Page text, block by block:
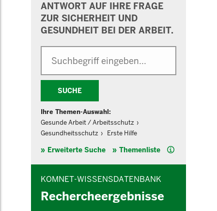
ANTWORT AUF IHRE FRAGE
ZUR SICHERHEIT UND
GESUNDHEIT BEI DER ARBEIT.
SUCHE
Ihre Themen-Auswahl:
Gesunde Arbeit / Arbeitsschutz
Gesundheitsschutz
Erste Hilfe
Erweiterte Suche Themenliste Hilfe
KOMNET-WISSENSDATENBANK
Rechercheergebnisse